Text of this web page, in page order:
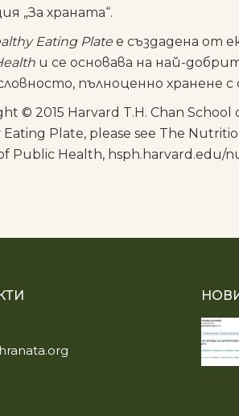
„За храната“.
Eating Plate е създадена от
и се основава на най-
пълноценно хранене
© 2015 Harvard T.H. Chan
Plate, please see The
Public Health, hsph.harvard.edu/